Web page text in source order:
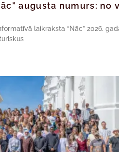
augusta numurs:
laikraksta “Nāc” 2026.